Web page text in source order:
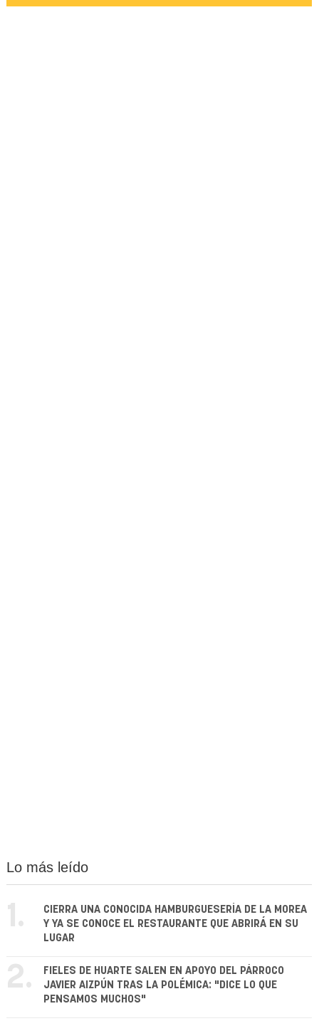
Lo más leído
1.
CIERRA UNA CONOCIDA HAMBURGUESERÍA DE LA MOREA
Y YA SE CONOCE EL RESTAURANTE QUE ABRIRÁ EN SU
LUGAR
2.
FIELES DE HUARTE SALEN EN APOYO DEL PÁRROCO
JAVIER AIZPÚN TRAS LA POLÉMICA: "DICE LO QUE
PENSAMOS MUCHOS"